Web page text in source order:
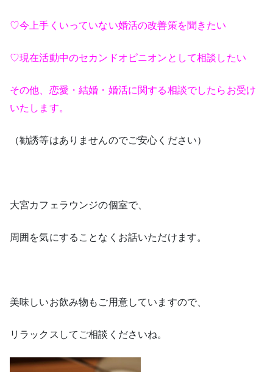
♡今上手くいっていない婚活の改善策を聞きたい
♡現在活動中のセカンドオピニオンとして相談したい
その他、恋愛・結婚・婚活に関する相談でしたらお受け
いたします。
（勧誘等はありませんのでご安心ください）
大宮カフェラウンジの個室で、
周囲を気にすることなくお話いただけます。
美味しいお飲み物もご用意していますので、
リラックスしてご相談くださいね。